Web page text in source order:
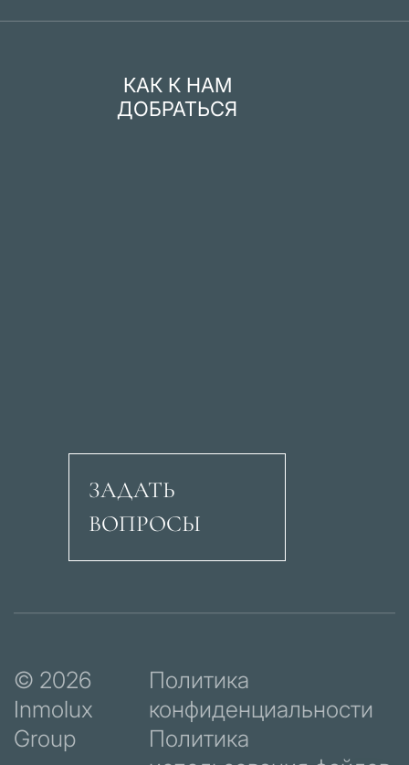
КАК К НАМ
ДОБРАТЬСЯ
Авеню Рикардо
ЗАДАТЬ
ВОПРОСЫ
© 2026
Inmolux
Group
Политика
конфиденциальности
Политика